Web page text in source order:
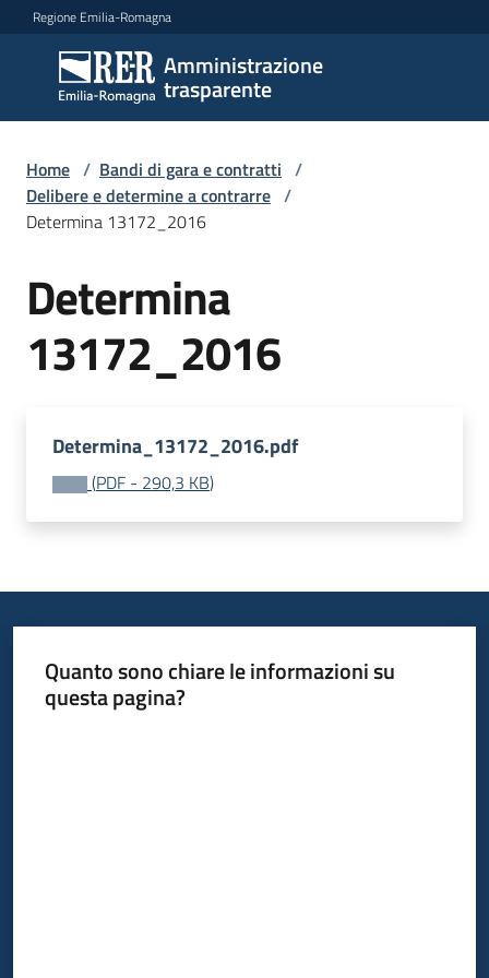
Vai al contenuto
Vai alla navigazione
Vai al footer
Regione Emilia-Romagna
Amministrazione
trasparente
Amministrazione
trasparente
Sottosezioni
Accesso
Home / Bandi di gara e contratti /
Delibere e determine a contrarre /
Determina 13172_2016
Determina
13172_2016
Determina_13172_2016.pdf
(PDF - 290,3 KB)
Quanto sono chiare le informazioni su
questa pagina?